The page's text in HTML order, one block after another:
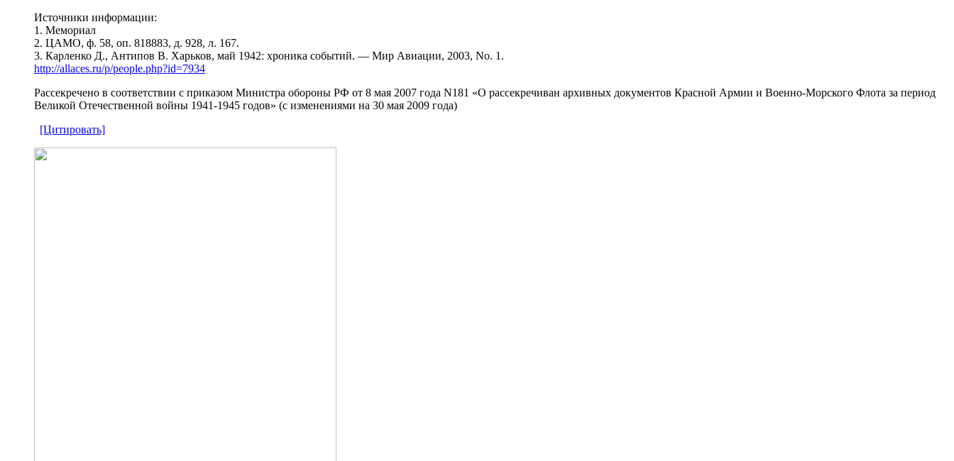
Источники информации:
1. Мемориал
2. ЦАМО, ф. 58, оп. 818883, д. 928, л. 167.
3. Карленко Д., Антипов В. Харьков, май 1942: хроника событий. — Мир Авиации, 2003, No. 1.
http://allaces.ru/p/people.php?id=7934
Рассекречено в соответствии с приказом Министра обороны РФ от 8 мая 2007 года N181 «О рассекречиван архивных документов Красной Армии и Военно-Морского Флота за период
Великой Отечественной войны 1941-1945 годов» (с изменениями на 30 мая 2009 года)
[Цитировать]